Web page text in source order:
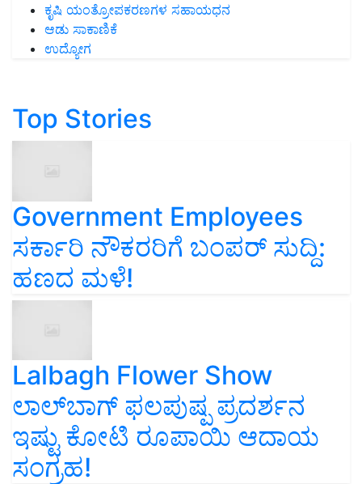
ಕೃಷಿ ಯಂತ್ರೋಪಕರಣಗಳ ಸಹಾಯಧನ
ಆಡು ಸಾಕಾಣಿಕೆ
ಉದ್ಯೋಗ
Top Stories
Government Employees
ಸರ್ಕಾರಿ ನೌಕರರಿಗೆ ಬಂಪರ್‌ ಸುದ್ದಿ:
ಹಣದ ಮಳೆ!
Lalbagh Flower Show
ಲಾಲ್‌ಬಾಗ್ ಫಲಪುಷ್ಪ ಪ್ರದರ್ಶನ
ಇಷ್ಟು ಕೋಟಿ ರೂಪಾಯಿ ಆದಾಯ
ಸಂಗ್ರಹ!